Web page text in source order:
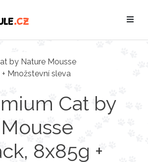
.cz
Cat by
8x85g +